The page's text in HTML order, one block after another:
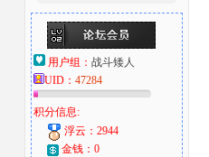
用户组： 战斗矮人
UID： 47284
积分信息:
浮云：2944
金钱：0